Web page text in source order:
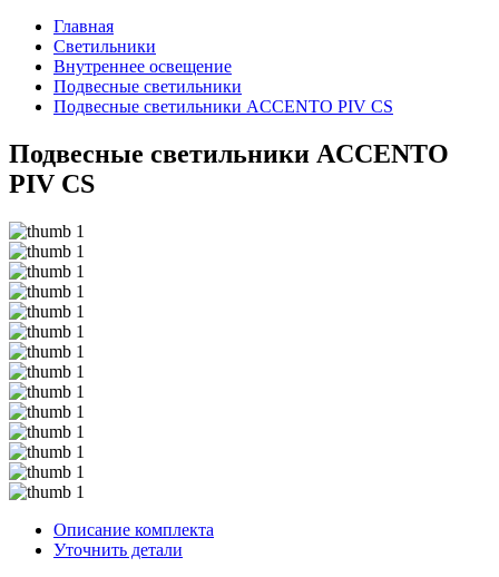
Главная
Светильники
Внутреннее освещение
Подвесные светильники
Подвесные светильники ACCENTO PIV CS
Подвесные светильники ACCENTO
PIV CS
Описание комплекта
Уточнить детали